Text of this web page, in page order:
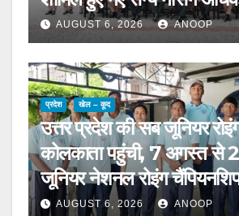
AUGUST 6, 2026 ANOOP
प्रदेश खेल – कूद
उत्तर प्रदेश की सब जूनियर
कोलकाता पहुंची, 7 अगस्त से
जूनियर नेशनल रोइंग
चुनौती
AUGUST 6, 2026 ANOOP